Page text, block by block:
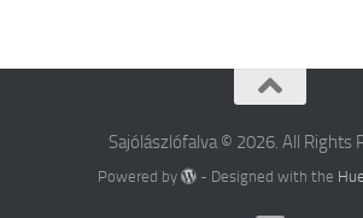
Sajólászlófalva © 2026. All Rights
Powered by - Designed with the